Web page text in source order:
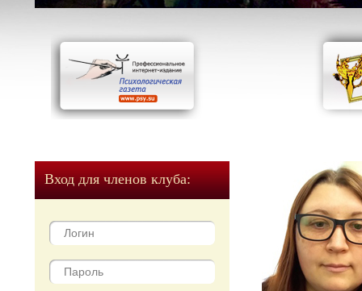
Вход для членов клуба: